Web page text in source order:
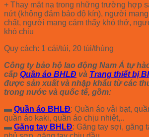
+ Thay mặt nạ trong những trường hợp
nứt (không đảm bảo độ kín), người
chất, người mang cảm thấy khó thở,
khó chịu
Quy cách: 1 cái/túi, 20 túi/thùng
Công ty bảo hộ lao động Nam Á tự
cấp Quần áo BHLĐ và Trang thiết bị
được sản xuất và nhập khẩu từ các
trong nước và quốc tế, gồm:
▬ Quần áo BHLĐ: Quần áo vải bạt,
quần áo kaki, quần áo chịu nhiệt,..
▬ Găng tay BHLĐ: Găng tay sợi, găng